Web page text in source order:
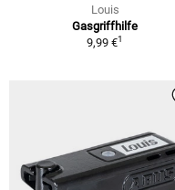
Louis
Gasgriffhilfe
9,99 €1